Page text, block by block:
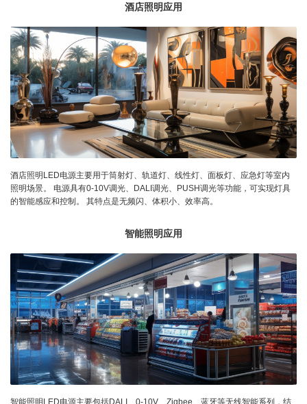
酒店照明LED电源主要用于筒射灯、轨道灯、线性灯、面板灯、应急灯等室内
照明场景。 电源具有0-10V调光、DALI调光、PUSH调光等功能，可实现灯具
的智能感应和控制。 其特点是无频闪、体积小、效率高。
酒店照明应用
智能照明LED电源主要包括DALI、0-10V、Zigbee、蓝牙等无线智能系列，结
智能照明应用